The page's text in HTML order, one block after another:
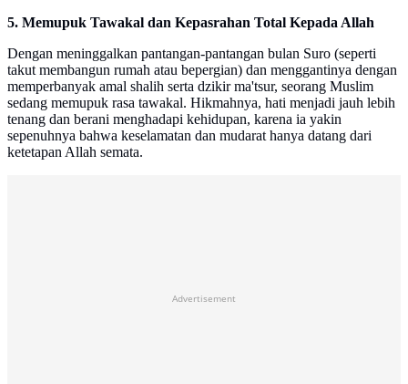
5. Memupuk Tawakal dan Kepasrahan Total Kepada Allah
Dengan meninggalkan pantangan-pantangan bulan Suro (seperti
takut membangun rumah atau bepergian) dan menggantinya dengan
memperbanyak amal shalih serta dzikir ma'tsur, seorang Muslim
sedang memupuk rasa tawakal. Hikmahnya, hati menjadi jauh lebih
tenang dan berani menghadapi kehidupan, karena ia yakin
sepenuhnya bahwa keselamatan dan mudarat hanya datang dari
ketetapan Allah semata.
Advertisement